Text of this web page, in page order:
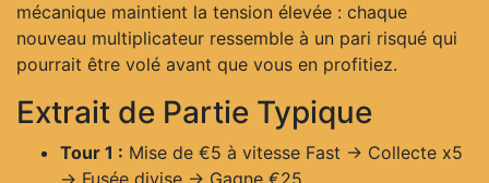
mécanique maintient la tension élevée : chaque
nouveau multiplicateur ressemble à un pari risqué qui
pourrait être volé avant que vous en profitiez.
Extrait de Partie Typique
Tour 1 : Mise de €5 à vitesse Fast → Collecte x5
→ Fusée divise → Gagne €25.